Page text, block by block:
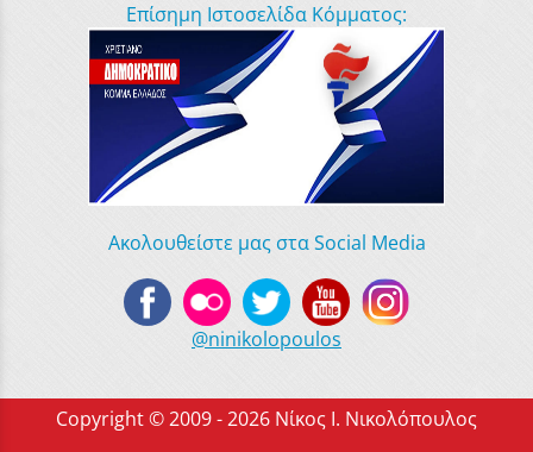
Επίσημη Ιστοσελίδα Κόμματος:
Ακολουθείστε μας στα Social Media
@ninikolopoulos
Copyright © 2009 - 2026 Νίκος Ι. Νικολόπουλος